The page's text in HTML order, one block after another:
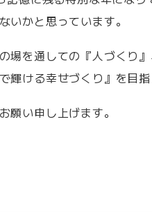
いかと思っています。
場を通しての『人づくり
輝ける幸せづくり』を目
願い申し上げます。